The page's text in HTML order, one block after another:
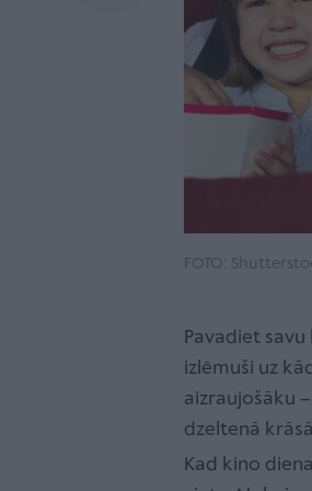
FOTO:
Pavadiet
izlēmuši uz
aizraujošāku
dzeltenā krāsā.
Kad kino